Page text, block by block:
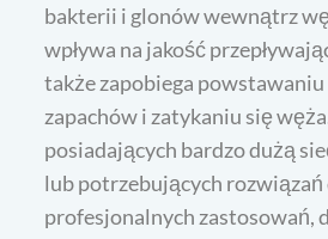
bakterii i glonów wewnątrz
wpływa na jakość
także zapobiega
zapachów i zatykaniu się
posiadających bardzo dużą
lub potrzebujących rozwiązań
profesjonalnych zastosowań,